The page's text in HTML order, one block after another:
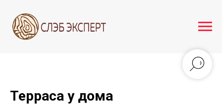
Терраса у дома